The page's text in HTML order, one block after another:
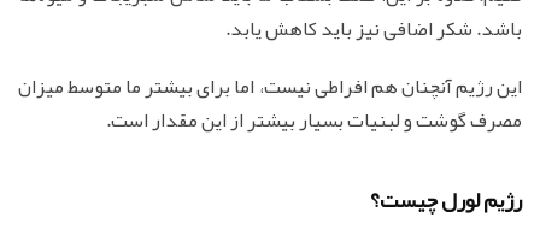
باشد. شکر اضافی نیز باید کاهش یابد.
این رژیم آنچنان هم افراطی نیست، اما برای بیشتر ما متوسط میزان
مصرف گوشت و لبنیات بسیار بیشتر از این مقدار است.
رژیم لورل چیست؟